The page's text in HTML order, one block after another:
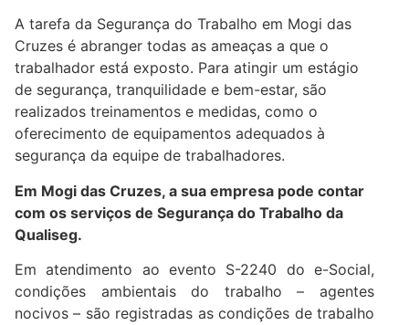
A tarefa da Segurança do Trabalho em Mogi das
Cruzes é abranger todas as ameaças a que o
trabalhador está exposto. Para atingir um estágio
de segurança, tranquilidade e bem-estar, são
realizados treinamentos e medidas, como o
oferecimento de equipamentos adequados à
segurança da equipe de trabalhadores.
Em Mogi das Cruzes, a sua empresa pode contar
com os serviços de Segurança do Trabalho da
Qualiseg.
Em atendimento ao evento S-2240 do e-Social,
condições ambientais do trabalho – agentes
nocivos – são registradas as condições de trabalho